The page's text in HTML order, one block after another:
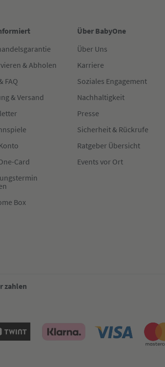
& Abholen
FAQ
& Versand
Card
Box
Über BabyOne
Über Uns
Karriere
Soziales Engagement
Nachhaltigkeit
Presse
Sicherheit & Rückrufe
Ratgeber Übersicht
Events vor Ort
zahlen